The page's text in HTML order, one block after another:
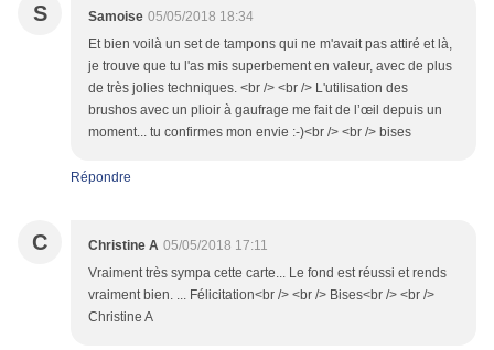
S Samoise 05/05/2018 18:34
Et bien voilà un set de tampons qui ne m'avait pas attiré et là,
je trouve que tu l'as mis superbement en valeur, avec de plus
de très jolies techniques. <br /> <br /> L'utilisation des
brushos avec un plioir à gaufrage me fait de l’œil depuis un
moment... tu confirmes mon envie :-)<br /> <br /> bises
Répondre
C Christine A 05/05/2018 17:11
Vraiment très sympa cette carte... Le fond est réussi et rends
vraiment bien. ... Félicitation<br /> <br /> Bises<br /> <br />
Christine A